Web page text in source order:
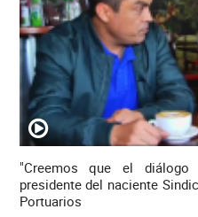
"Creemos que el
presidente del naciente
Portuarios